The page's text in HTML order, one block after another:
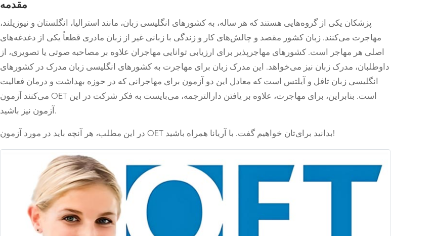
مقدمه
پزشکان یکی از گروه‌هایی هستند که هر ساله، به کشورهای انگلیسی زبان، مانند استرالیا، انگلستان و نیوزیلند،
مهاجرت می‌کنند. زبان کشور مقصد و چالش‌های کار و زندگی با زبانی غیر از زبان مادری قطعاً یکی از دغدغه‌های
اصلی هر مهاجر است. کشورهای مهاجرپذیر برای ارزیابی توانایی مهاجران علاوه بر مصاحبه صوتی یا تصویری، از
داوطلبان، مدرک زبان نیز می‌خواهد. این مدرک زبان برای مهاجرت به کشورهای انگلیسی زبان مدرک در کشورهای
انگلیسی زبان تافل و آیلتس است که معادل این دو آزمون برای مهاجرانی که در حوزه بهداشت و درمان فعالیت
می‌کنند آزمون OET است. بنابراین، برای مهاجرت، علاوه بر یافتن دارالترجمه، می‌بایست به فکر شرکت در این
آزمون نیز باشید.
در این مطلب، هر آنچه باید در مورد آزمون OET بدانید برای‌تان خواهیم گفت. با آریانا همراه باشید!